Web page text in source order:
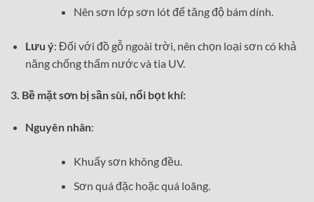
Nên sơn lớp sơn lót để tăng độ bám dính.
Lưu ý: Đối với đồ gỗ ngoài trời, nên chọn loại sơn có khả
năng chống thấm nước và tia UV.
3. Bề mặt sơn bị sần sùi, nổi bọt khí:
Nguyên nhân:
Khuấy sơn không đều.
Sơn quá đặc hoặc quá loãng.